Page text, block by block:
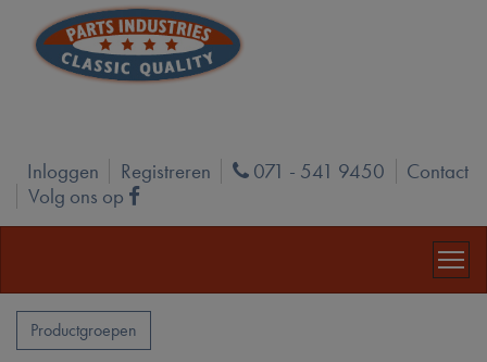
Inloggen Registreren Phone
071 - 541 9450
Contact
Volg ons op
Facebook
Productgroepen